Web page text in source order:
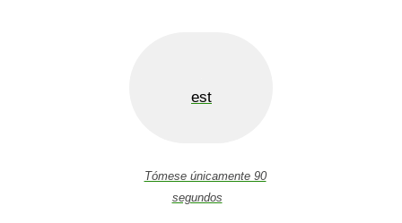
est
Tómese únicamente 90
segundos